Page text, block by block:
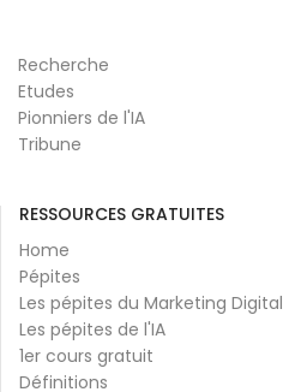
Recherche
Etudes
Pionniers de l'IA
Tribune
RESSOURCES GRATUITES
Home
Pépites
Les pépites du Marketing Digital
Les pépites de l'IA
1er cours gratuit
Définitions